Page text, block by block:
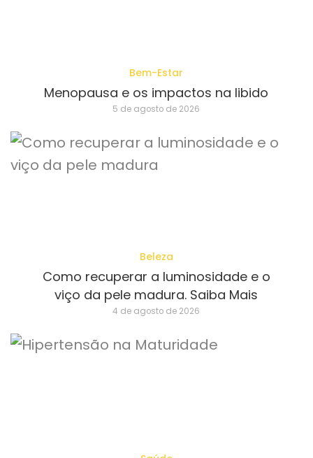
Bem-Estar
Menopausa e os impactos na libido
5 de agosto de 2026
Beleza
Como recuperar a luminosidade e o
viço da pele madura. Saiba Mais
4 de agosto de 2026